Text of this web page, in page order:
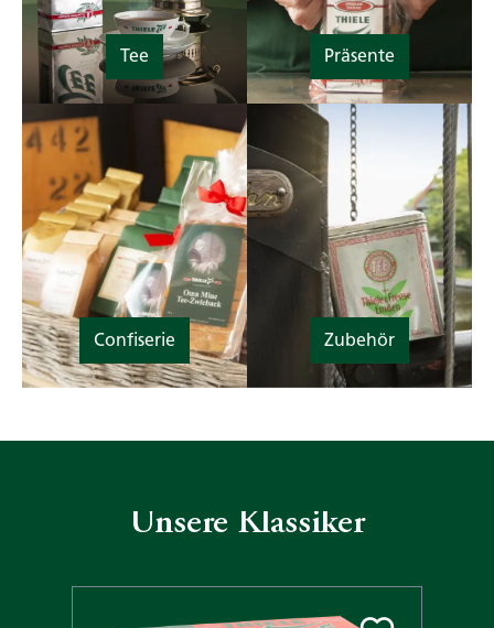
Tee Präsente
Confiserie Zubehör
Unsere Klassiker